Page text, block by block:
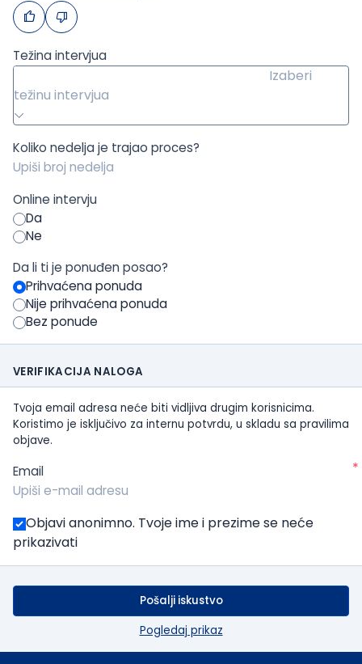
Težina intervjua
Izaberi
težinu intervjua
Koliko nedelja je trajao proces?
Online intervju
Da
Ne
Da li ti je ponuđen posao?
Prihvaćena ponuda
Nije prihvaćena ponuda
Bez ponude
VERIFIKACIJA NALOGA
Tvoja email adresa neće biti vidljiva drugim korisnicima.
Koristimo je isključivo za internu potvrdu, u skladu sa pravilima
objave.
Email *
Objavi anonimno. Tvoje ime i prezime se neće
prikazivati
Pošalji iskustvo
Pogledaj prikaz